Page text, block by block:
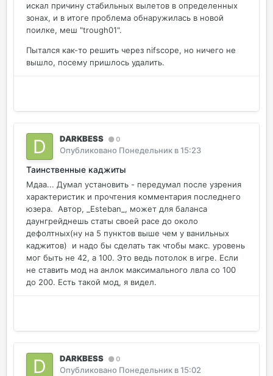
искал причину стабильных вылетов в определенных
зонах, и в итоге проблема обнаружилась в новой
поилке, меш "trough01".
Пытался как-то решить через nifscope, но ничего не
вышло, посему пришлось удалить.
DARKBESS 0
Опубликовано Понедельник в 15:23
Таинственные каджиты
Мдаа... Думал установить - передумал после узрения
характеристик и прочтения комментария последнего
юзера. Автор, _Esteban_, может для баланса
даунгрейднешь статы своей расе до около
дефолтных(ну на 5 пунктов выше чем у ванильных
каджитов) и надо бы сделать так чтобы макс. уровень
мог быть не 42, а 100. Это ведь потолок в игре. Если
не ставить мод на анлок максимального лвла со 100
до 200. Есть такой мод, я видел.
DARKBESS 0
Опубликовано Понедельник в 15:02